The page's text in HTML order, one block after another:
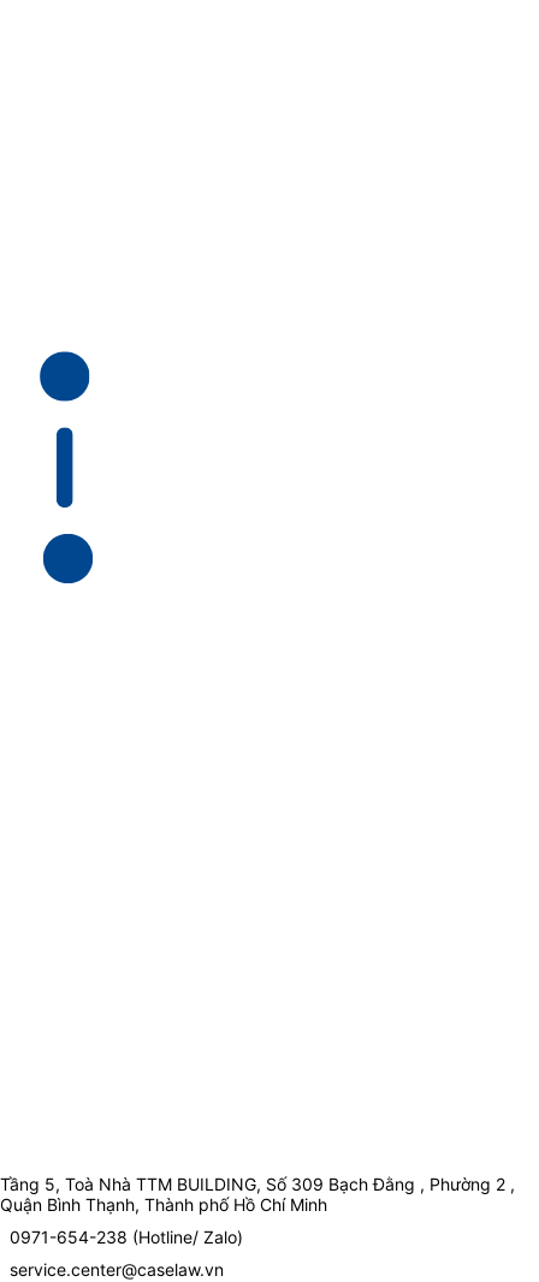
Tầng 5, Toà Nhà TTM BUILDING, Số 309 Bạch Đằng , Phường 2 ,
Quận Bình Thạnh, Thành phố Hồ Chí Minh
0971-654-238 (Hotline/ Zalo)
service.center@caselaw.vn